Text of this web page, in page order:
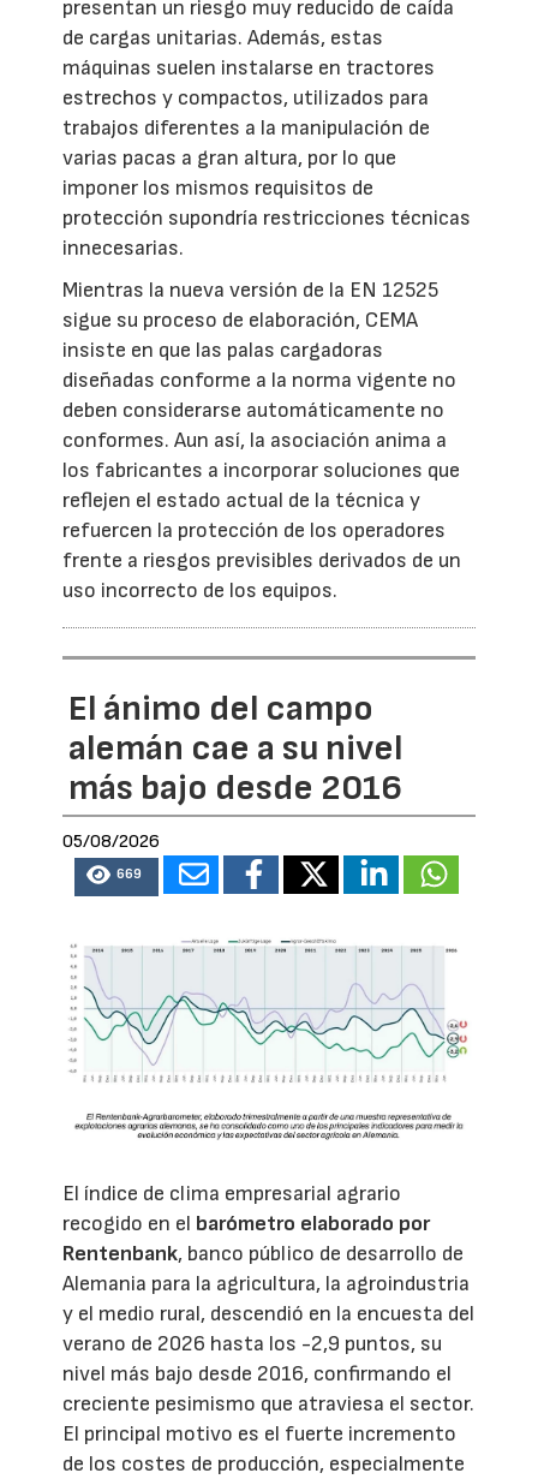
presentan un riesgo muy reducido de caída
de cargas unitarias. Además, estas
máquinas suelen instalarse en tractores
estrechos y compactos, utilizados para
trabajos diferentes a la manipulación de
varias pacas a gran altura, por lo que
imponer los mismos requisitos de
protección supondría restricciones técnicas
innecesarias.
Mientras la nueva versión de la EN 12525
sigue su proceso de elaboración, CEMA
insiste en que las palas cargadoras
diseñadas conforme a la norma vigente no
deben considerarse automáticamente no
conformes. Aun así, la asociación anima a
los fabricantes a incorporar soluciones que
reflejen el estado actual de la técnica y
refuercen la protección de los operadores
frente a riesgos previsibles derivados de un
uso incorrecto de los equipos.
El ánimo del campo
alemán cae a su nivel
más bajo desde 2016
05/08/2026
669
El índice de clima empresarial agrario
recogido en el barómetro elaborado por
Rentenbank, banco público de desarrollo de
Alemania para la agricultura, la agroindustria
y el medio rural, descendió en la encuesta del
verano de 2026 hasta los -2,9 puntos, su
nivel más bajo desde 2016, confirmando el
creciente pesimismo que atraviesa el sector.
El principal motivo es el fuerte incremento
de los costes de producción, especialmente